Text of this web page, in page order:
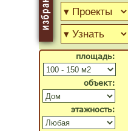
объект:
площадь:
этажность: